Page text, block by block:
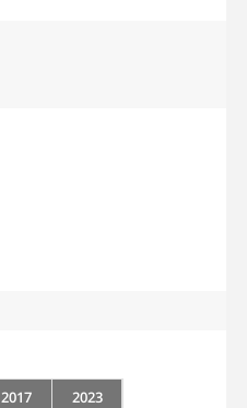
2017
2023